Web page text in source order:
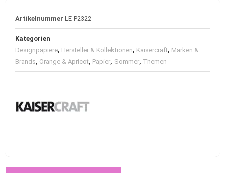
Artikelnummer LE-P2322
Kategorien
Designpapiere, Hersteller & Kollektionen, Kaisercraft, Marken &
Brands, Orange & Apricot, Papier, Sommer, Themen